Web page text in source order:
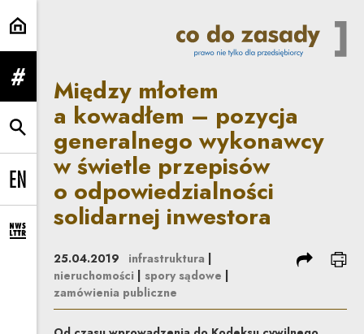
Między młotem a kowadłem –
rozwiń menu
rozwiń wyszukiwarkę
Change language to EN
rozwiń formularz zapisu na newsletter
Między młotem
a kowadłem – pozycja
generalnego wykonawcy
w świetle przepisów
o odpowiedzialności
solidarnej inwestora
25.04.2019 infrastruktura
nieruchomości
spory sądowe
zamówienia publiczne
podziel się